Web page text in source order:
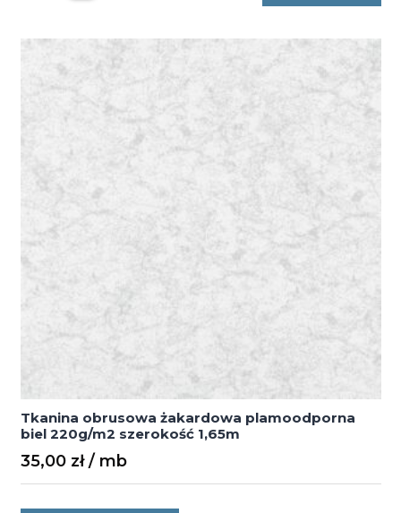
obrusowa
220g/m2
szerokość
Tkanina obrusowa żakardowa plamoodporna
biel 220g/m2 szerokość 1,65m
35,00 zł